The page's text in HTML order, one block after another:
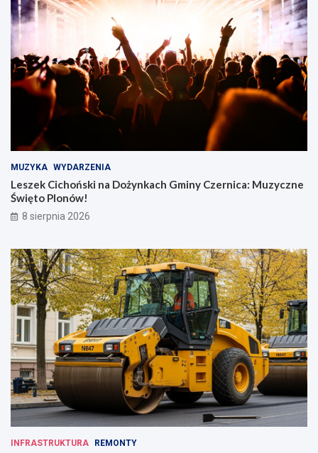
MUZYKA WYDARZENIA
Leszek Cichoński na Dożynkach Gminy Czernica: Muzyczne
Święto Plonów!
8 sierpnia 2026
INFRASTRUKTURA REMONTY